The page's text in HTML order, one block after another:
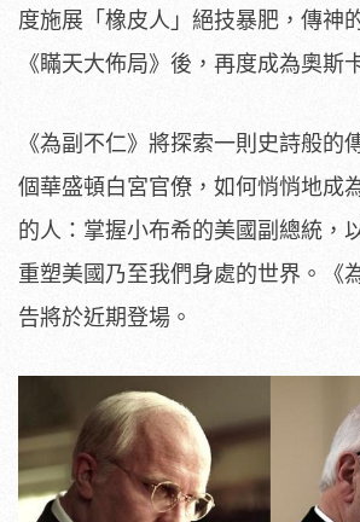
度施展「橡皮人」 絕技暴肥，傳神
《瞞天大佈局》後， 再度成為奧斯
《為副不仁》 將探索一則史詩般的
個華盛頓白宮官僚， 如何悄悄地成
的人：掌握小布希的美國副總統，
重塑美國乃至我們身處的世界。《
告將於近期登場。